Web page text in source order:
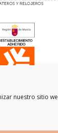
nuestro sitio